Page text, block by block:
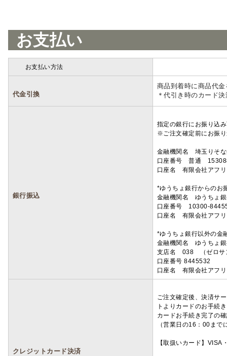
お支払い
お支払い方法
代金引換
商品到着時に商品代
＊代引き時のカード
銀行振込
指定の銀行にお振り込
※ご注文確定前にお振
金融機関名 埼玉りそ
口座番号 普通
口座名 有限会社アフ
*ゆうちょ銀行からのお
金融機関名 ゆうちょ
口座番号 10300-
口座名 有限会社アフ
*ゆうちょ銀行以外の金
金融機関名 ゆうちょ
支店名 038 （ゼロサ
口座番号 8445532
口座名 有限会社アフ
クレジットカード決済
ご注文確定後、決済サ
トよりカードのお手続
カードお手続き完了の
（営業日の16：00ま
【取扱いカード】